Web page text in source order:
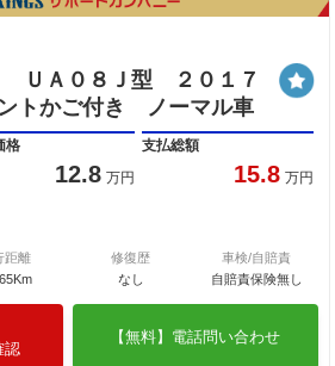
ＵＡ０８Ｊ型 ２０１７
トかご付き ノーマル車
格
12.8 万円
支払総額
15.8 万円
距離
修復歴
なし
車検/自賠責
自賠責保険無し
認
【無料】電話問い合わせ